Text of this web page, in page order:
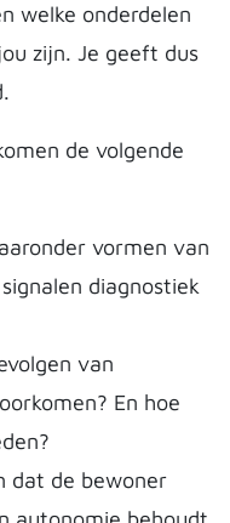
welke onderdelen
zijn. Je geeft dus
de volgende
vormen van
diagnostiek
van
En hoe
dat de bewoner